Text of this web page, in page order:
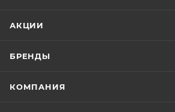
АКЦИИ
БРЕНДЫ
КОМПАНИЯ